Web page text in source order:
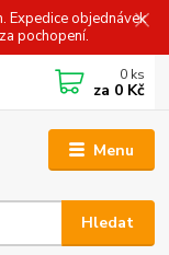
Expedice objednávek
pochopení.
Menu
Hledat
0 ks
za 0 Kč